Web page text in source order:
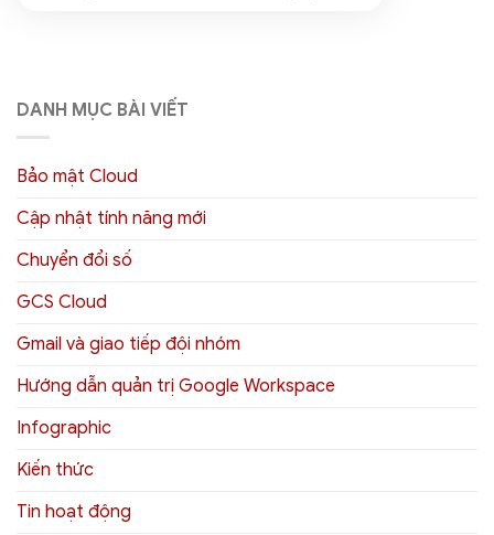
DANH MỤC BÀI VIẾT
Bảo mật Cloud
Cập nhật tính năng mới
Chuyển đổi số
GCS Cloud
Gmail và giao tiếp đội nhóm
Hướng dẫn quản trị Google Workspace
Infographic
Kiến thức
Tin hoạt động